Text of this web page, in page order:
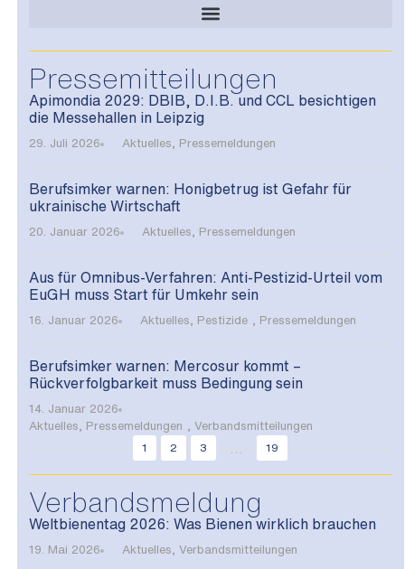
Pressemitteilungen
Apimondia 2029: DBIB, D.I.B. und CCL besichtigen
die Messehallen in Leipzig
29. Juli 2026 Aktuelles Pressemeldungen
Berufsimker warnen: Honigbetrug ist Gefahr für
ukrainische Wirtschaft
20. Januar 2026 Aktuelles Pressemeldungen
Aus für Omnibus-Verfahren: Anti-Pestizid-Urteil vom
EuGH muss Start für Umkehr sein
16. Januar 2026 Aktuelles Pestizide Pressemeldungen
Berufsimker warnen: Mercosur kommt –
Rückverfolgbarkeit muss Bedingung sein
14. Januar 2026
Aktuelles
Pressemeldungen
Verbandsmitteilungen
1
2 3 19
Verbandsmeldung
Weltbienentag 2026: Was Bienen wirklich brauchen
19. Mai 2026 Aktuelles Verbandsmitteilungen